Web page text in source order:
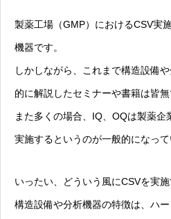
製薬工場（GMP）におけるCSV実
機器です。
しかしながら、これまで構造設備
的に解説したセミナーや書籍は皆無
また多くの場合、IQ、OQは製薬
実施するというのが一般的になって
いったい、どういう風にCSVを実施
構造設備や分析機器の特徴は、ハ